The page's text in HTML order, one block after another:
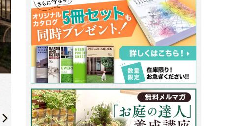
今回使用した乱形石はメイクランドのエルドラドクォーツ。不動の人気を誇る